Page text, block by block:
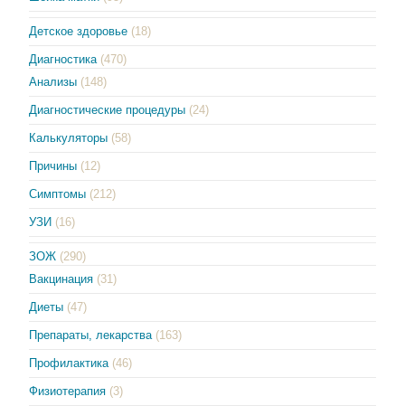
Детское здоровье (18)
Диагностика (470)
Анализы (148)
Диагностические процедуры (24)
Калькуляторы (58)
Причины (12)
Симптомы (212)
УЗИ (16)
ЗОЖ (290)
Вакцинация (31)
Диеты (47)
Препараты, лекарства (163)
Профилактика (46)
Физиотерапия (3)